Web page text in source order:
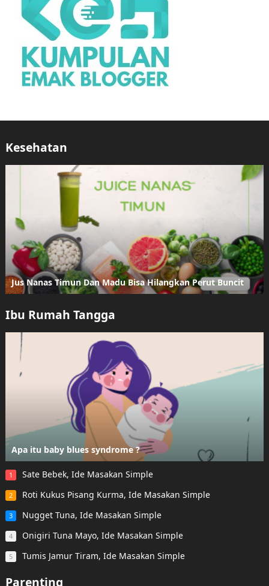
Kesehatan
Jus Nanas Timun Dan Madu Bisa Hilangkan Perut Buncit
Ibu Rumah Tangga
Apa itu baby blues syndrome ?
1 Sate Bebek, Ide Masakan Simple
2 Roti Kukus Pisang Kurma, Ide Masakan Simple
3 Nugget Tuna, Ide Masakan Simple
4 Onigiri Tuna Mayo, Ide Masakan Simple
5 Tumis Jamur Tiram, Ide Masakan Simple
Parenting